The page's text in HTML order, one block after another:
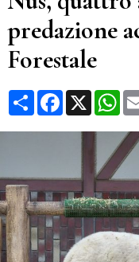
predazione
Forestale
CondividiFacebook
X